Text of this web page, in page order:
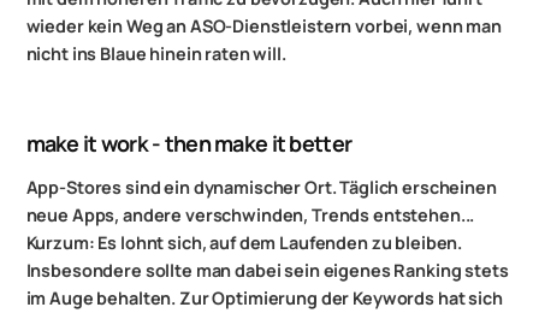
wieder kein Weg an ASO-Dienstleistern vorbei, wenn man
nicht ins Blaue hinein raten will.
make it work - then make it better
App-Stores sind ein dynamischer Ort. Täglich erscheinen
neue Apps, andere verschwinden, Trends entstehen...
Kurzum: Es lohnt sich, auf dem Laufenden zu bleiben.
Insbesondere sollte man dabei sein eigenes Ranking stets
im Auge behalten. Zur Optimierung der Keywords hat sich